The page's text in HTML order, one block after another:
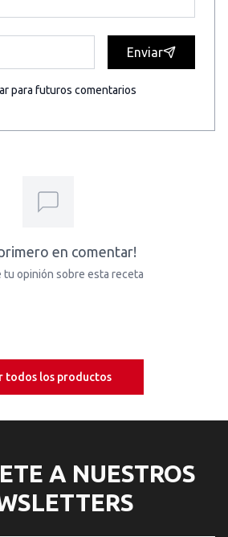
Enviar
para futuros comentarios
primero en comentar!
tu opinión sobre esta receta
todos los productos
A NUESTROS